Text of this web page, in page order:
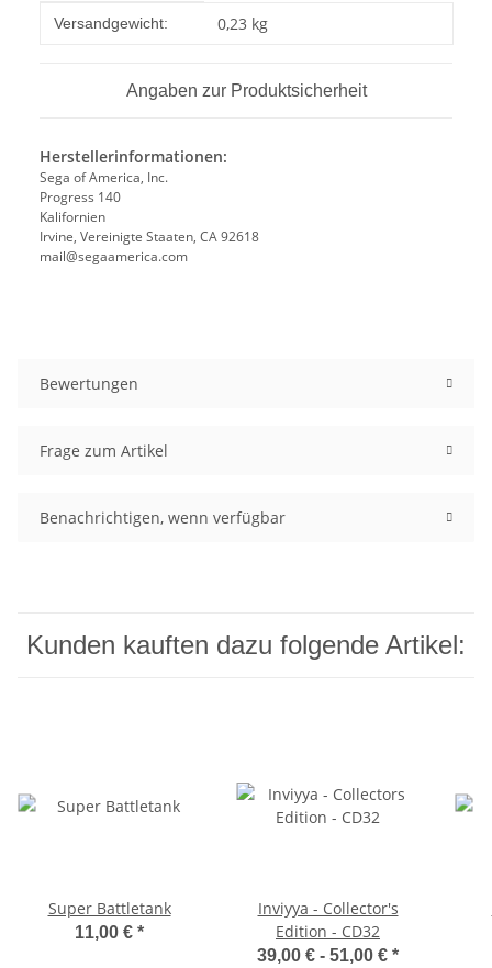
Produkteigenschaft
Wert
Versandgewicht: 0,23 kg
Angaben zur Produktsicherheit
Herstellerinformationen:
Sega of America, Inc.
Progress 140
Kalifornien
Irvine, Vereinigte Staaten, CA 92618
mail@segaamerica.com
Bewertungen
Frage zum Artikel
Benachrichtigen, wenn verfügbar
Kunden kauften dazu folgende Artikel:
Super Battletank
11,00 € *
Inviyya - Collector's
Edition - CD32
39,00 € - 51,00 € *